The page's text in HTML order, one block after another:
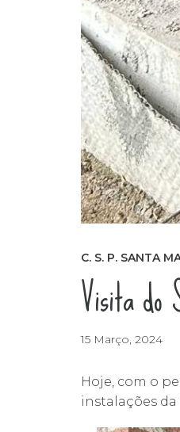
C. S. P. SANTA
Visita do
15 Março, 2024
Hoje, com o
instalações da